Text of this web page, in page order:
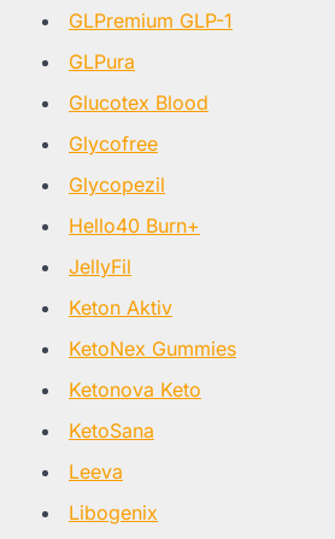
GLPremium GLP-1
GLPura
Glucotex Blood
Glycofree
Glycopezil
Hello40 Burn+
JellyFil
Keton Aktiv
KetoNex Gummies
Ketonova Keto
KetoSana
Leeva
Libogenix